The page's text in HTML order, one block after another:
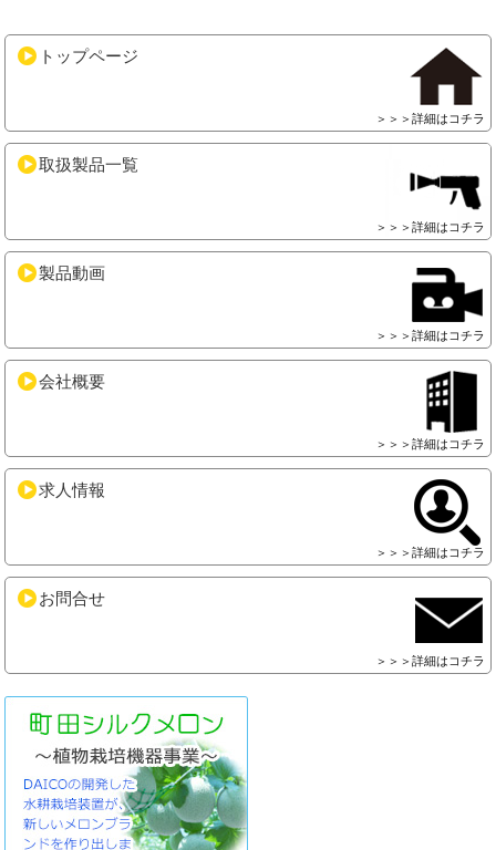
トップページ
＞＞＞詳細はコチラ
取扱製品一覧
＞＞＞詳細はコチラ
製品動画
＞＞＞詳細はコチラ
会社概要
＞＞＞詳細はコチラ
求人情報
＞＞＞詳細はコチラ
お問合せ
＞＞＞詳細はコチラ